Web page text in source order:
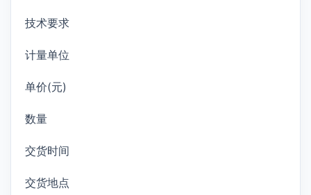
技术要求
计量单位
单价(元)
数量
交货时间
交货地点